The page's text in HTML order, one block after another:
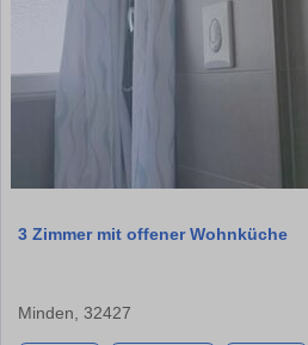
3 Zimmer mit offener Wohnküche
Minden, 32427